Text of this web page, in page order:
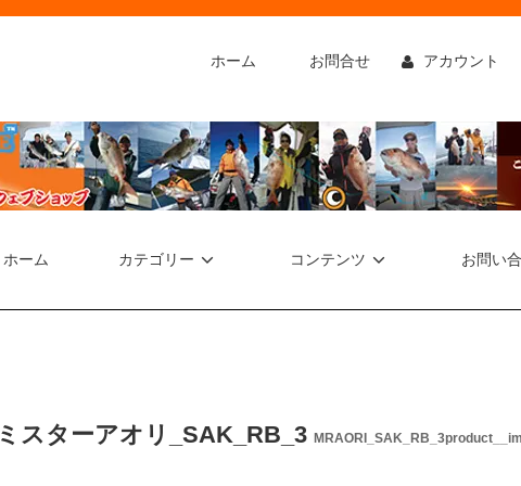
ホーム お問合せ アカウント
ホーム カテゴリー コンテンツ お問い
ミスターアオリ_SAK_RB_3